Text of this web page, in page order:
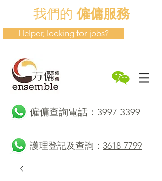
我們的僱傭服務
Helper, looking for jobs?
​僱傭查詢電話： 3997 3399
護理登記及查詢： 3618 7799